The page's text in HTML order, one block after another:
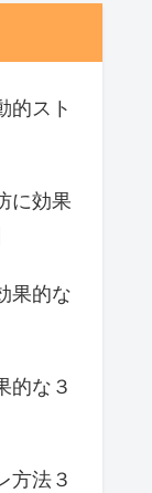
的スト
に効果
果的な
的な３
方法３